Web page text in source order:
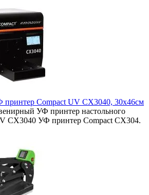
Compact UV CX3040, 30х46см
УФ принтер настольного
CX3040 УФ принтер Compact CX304.